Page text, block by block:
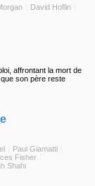
David Hoflin
affrontant la mort de
son père reste
Paul Giamatti
Fisher
Shahi